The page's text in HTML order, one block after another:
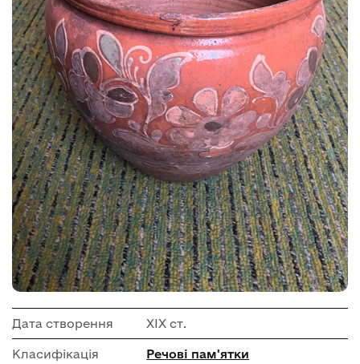
Дата створення ХІХ ст.
Класифікація Речові пам'ятки